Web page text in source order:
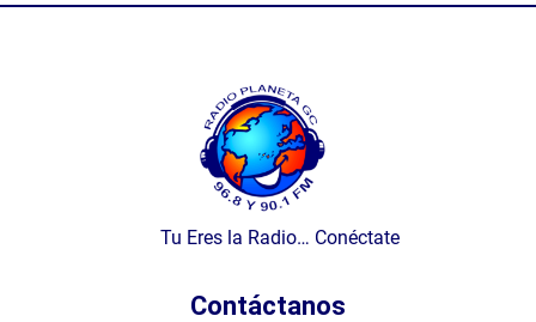
Tu Eres la Radio… Conéctate
Contáctanos